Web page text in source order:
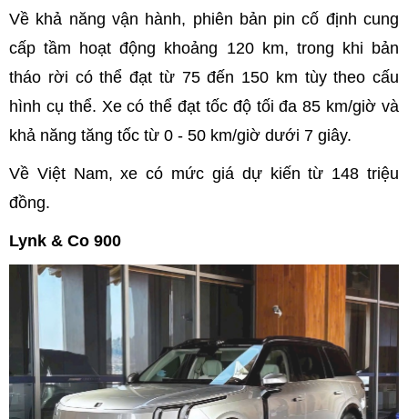
Về khả năng vận hành, phiên bản pin cố định cung
cấp tầm hoạt động khoảng 120 km, trong khi bản
tháo rời có thể đạt từ 75 đến 150 km tùy theo cấu
hình cụ thể. Xe có thể đạt tốc độ tối đa 85 km/giờ và
khả năng tăng tốc từ 0 - 50 km/giờ dưới 7 giây.
Về Việt Nam, xe có mức giá dự kiến từ 148 triệu
đồng.
Lynk & Co 900